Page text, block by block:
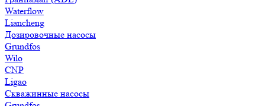
Waterflow
Liancheng
Дозировочные насосы
Grundfos
Wilo
CNP
Ligao
Скважинные насосы